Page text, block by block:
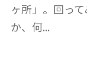
ヶ所」。回っ
か、何...